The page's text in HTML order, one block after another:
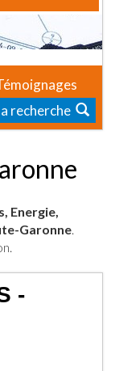
recherche
Energie,
Garonne.
-